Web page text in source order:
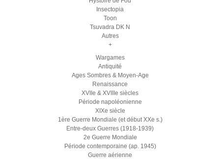
Insectopia
Toon
Tsuvadra DK N
Autres
+
Wargames
Antiquité
Ages Sombres & Moyen-Age
Renaissance
XVIIe & XVIIIe siècles
Période napoléonienne
XIXe siècle
1ère Guerre Mondiale (et début XXe s.)
Entre-deux Guerres (1918-1939)
2e Guerre Mondiale
Période contemporaine (ap. 1945)
Guerre aérienne